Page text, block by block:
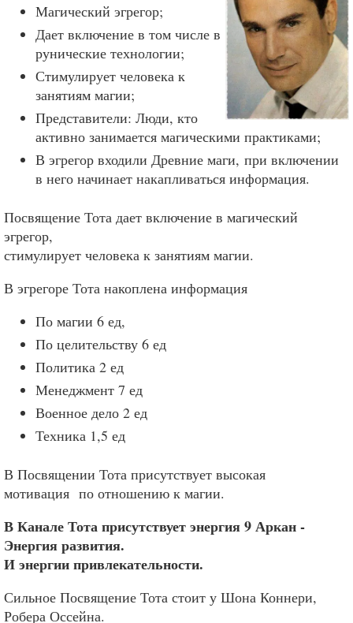
Магический эгрегор;
Дает включение в том числе в
рунические технологии;
Стимулирует человека к
занятиям магии;
Представители: Люди, кто
активно занимается магическими практиками;
В эгрегор входили Древние маги, при включении
в него начинает накапливаться информация.
Посвящение Тота дает включение в магический
эгрегор,
стимулирует человека к занятиям магии.
В эгрегоре Тота накоплена информация
По магии 6 ед,
По целительству 6 ед
Политика 2 ед
Менеджмент 7 ед
Военное дело 2 ед
Техника 1,5 ед
В Посвящении Тота присутствует высокая
мотивация по отношению к магии.
В Канале Тота присутствует энергия 9 Аркан -
Энергия развития.
И энергии привлекательности.
Сильное Посвящение Тота стоит у Шона Коннери,
Робера Оссейна.